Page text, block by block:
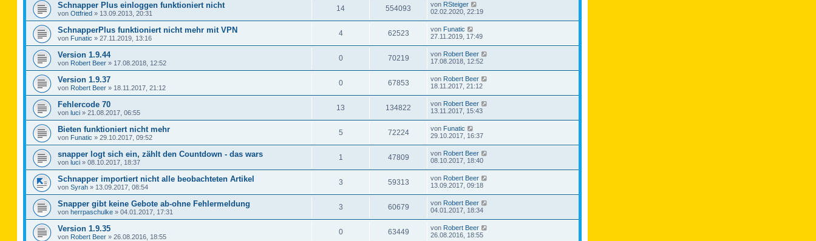
Schnapper Plus einloggen funktioniert nicht
von Ottfried » 13.09.2013, 20:31
14 554093 von RSteiger
02.02.2020, 22:19
SchnapperPlus funktioniert nicht mehr mit VPN
von Funatic » 27.11.2019, 13:16
4 62523 von Funatic
27.11.2019, 17:49
Version 1.9.44
von Robert Beer » 17.08.2018, 12:52
0 70219 von Robert Beer
17.08.2018, 12:52
Version 1.9.37
von Robert Beer » 18.11.2017, 21:12
0 67853 von Robert Beer
18.11.2017, 21:12
Fehlercode 70
von luci » 21.08.2017, 06:55
13 134822 von Robert Beer
13.11.2017, 15:43
Bieten funktioniert nicht mehr
von Funatic » 29.10.2017, 09:52
5 72224 von Funatic
29.10.2017, 16:37
snapper logt sich ein, zählt den Countdown - das wars
von luci » 08.10.2017, 18:37
1 47809 von Robert Beer
08.10.2017, 18:40
Schnapper importiert nicht alle beobachteten Artikel
von Syrah » 13.09.2017, 08:54
3 59313 von Robert Beer
13.09.2017, 09:18
Snapper gibt keine Gebote ab-ohne Fehlermeldung
von herrpaschulke » 04.01.2017, 17:31
3 60679 von Robert Beer
04.01.2017, 18:34
Version 1.9.35
von Robert Beer » 26.08.2016, 18:55
0 63449 von Robert Beer
26.08.2016, 18:55